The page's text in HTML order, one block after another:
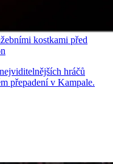
kostkami před
hráčů
přepadení v Kampale.